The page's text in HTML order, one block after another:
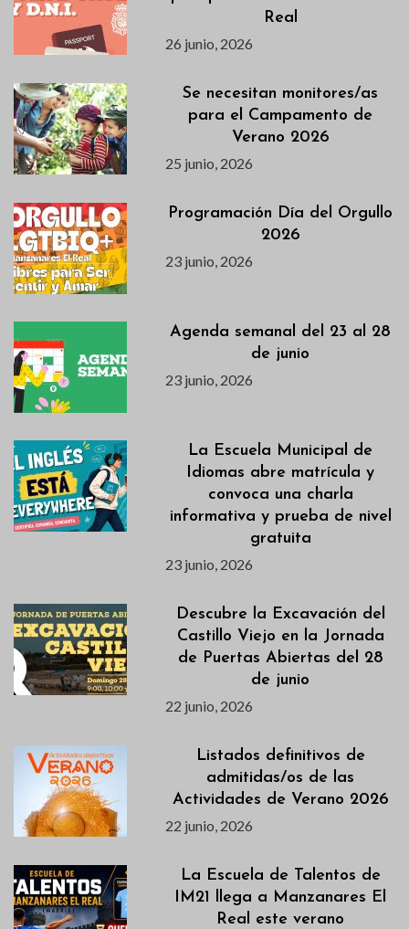
Real
26 junio, 2026
Se necesitan monitores/as
para el Campamento de
Verano 2026
25 junio, 2026
Programación Día del Orgullo
2026
23 junio, 2026
Agenda semanal del 23 al 28
de junio
23 junio, 2026
La Escuela Municipal de
Idiomas abre matrícula y
convoca una charla
informativa y prueba de nivel
gratuita
23 junio, 2026
Descubre la Excavación del
Castillo Viejo en la Jornada
de Puertas Abiertas del 28
de junio
22 junio, 2026
Listados definitivos de
admitidas/os de las
Actividades de Verano 2026
22 junio, 2026
La Escuela de Talentos de
IM21 llega a Manzanares El
Real este verano